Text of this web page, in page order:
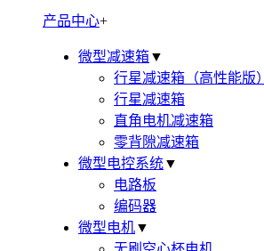
产品中心+
微型减速箱▼
行星减速箱（高性能版）
行星减速箱
直角电机减速箱
零背隙减速箱
微型电控系统▼
电路板
编码器
微型电机▼